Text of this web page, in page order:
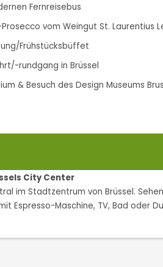
Fernreisebus
vom Weingut St. Laurentius
Frühstücksbüffet
rundgang in Brüssel
& Besuch des Design Museums
City Center
im Stadtzentrum von Brüssel.
Espresso-Maschine, TV, Bad oder